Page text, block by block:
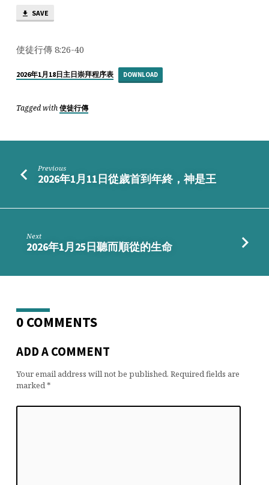
日
子
軌
SAVE
使徒行傳 8:26-40
2026年1月18日主日崇拜程序表 DOWNLOAD
Tagged with 使徒行傳
Previous
2026年1月11日從歲首到年終，神是王
Next
2026年1月25日聽而順從的生命
0 COMMENTS
ADD A COMMENT
Your email address will not be published. Required fields are
marked*